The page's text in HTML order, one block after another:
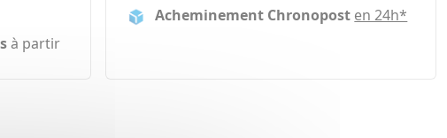
à partir
Acheminement Chronopost en 24h*